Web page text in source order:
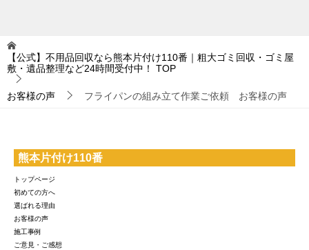
【公式】不用品回収なら熊本片付け110番｜粗大ゴミ回収・ゴミ屋
敷・遺品整理など24時間受付中！
TOP
お客様の声 フライパンの組み立て作業ご依頼 お客様の声
熊本片付け110番
トップページ
初めての方へ
選ばれる理由
お客様の声
施工事例
ご意見・ご感想